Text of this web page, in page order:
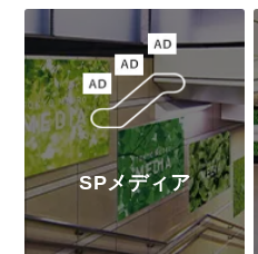
SPメディア